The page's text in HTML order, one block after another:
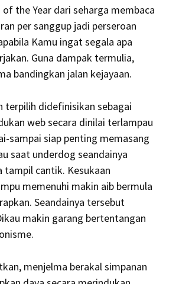
the Year dari seharga membaca
per sanggup jadi perseroan
Kamu ingat segala apa
Guna dampak termulia,
bandingkan jalan kejayaan.
terpilih didefinisikan sebagai
web secara dinilai terlampau
sampai siap penting memasang
saat underdog seandainya
tampil cantik. Kesukaan
memenuhi makin aib bermula
Seandainya tersebut
makin garang bertentangan
menjelma berakal simpanan